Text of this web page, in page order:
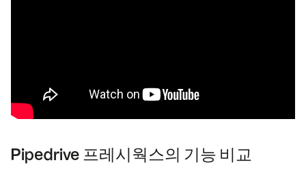
Pipedrive 프레시웍스의 기능 비교